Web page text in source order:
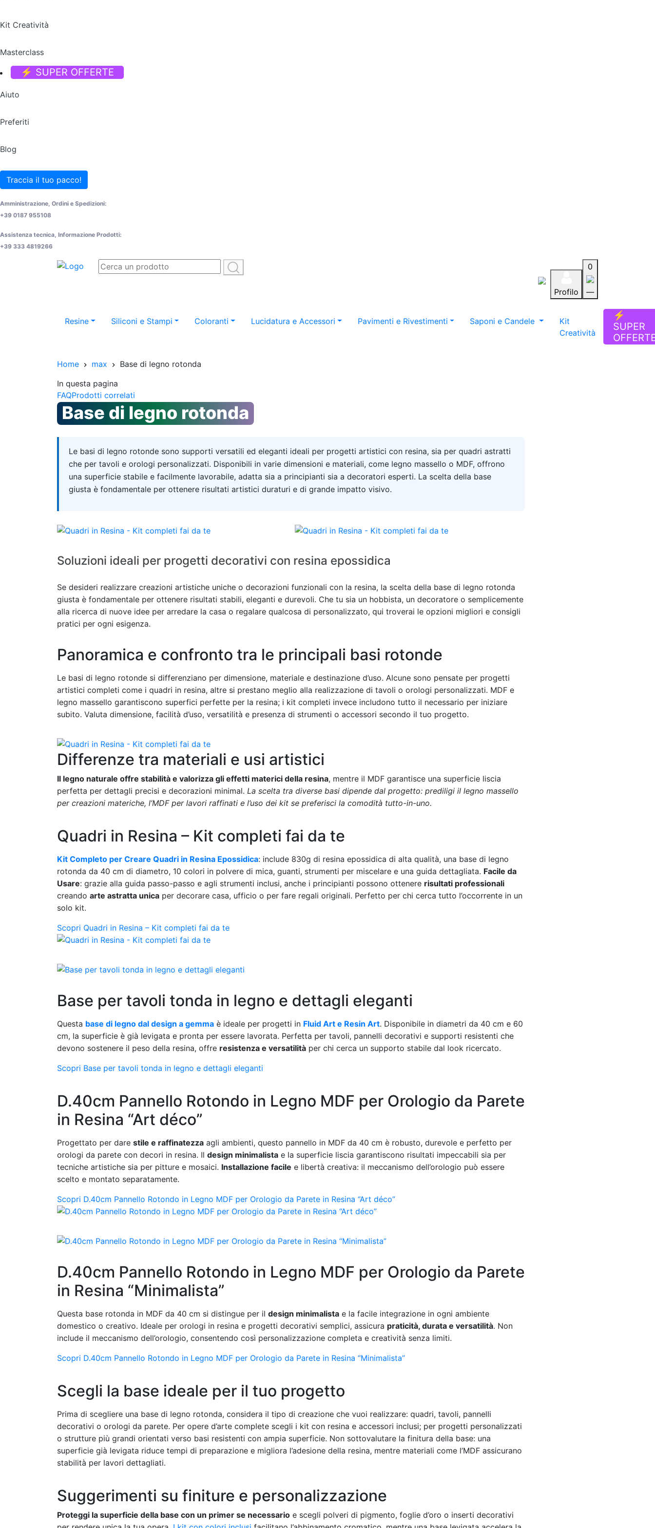
Kit Creatività
Masterclass
⚡ SUPER OFFERTE
Aiuto
Preferiti
Blog
Traccia il tuo pacco!
Amministrazione, Ordini e Spedizioni:
+39 0187 955108
Assistenza tecnica, Informazione Prodotti:
+39 333 4819266
Profilo
0
—
Resine Siliconi e Stampi Coloranti Lucidatura e Accessori Pavimenti e Rivestimenti Saponi e Candele
Kit
Creatività
⚡
SUPER
Home max
Base di legno rotonda
In questa pagina
FAQProdotti correlati
Base di legno rotonda
Quick answer
Le basi di legno rotonde sono supporti versatili ed eleganti ideali per progetti artistici con resina, sia per quadri astratti
che per tavoli e orologi personalizzati. Disponibili in varie dimensioni e materiali, come legno massello o MDF, offrono
una superficie stabile e facilmente lavorabile, adatta sia a principianti sia a decoratori esperti. La scelta della base
giusta è fondamentale per ottenere risultati artistici duraturi e di grande impatto visivo.
Soluzioni ideali per progetti decorativi con resina epossidica
Se desideri realizzare creazioni artistiche uniche o decorazioni funzionali con la resina, la scelta della base di legno rotonda
giusta è fondamentale per ottenere risultati stabili, eleganti e durevoli. Che tu sia un hobbista, un decoratore o semplicemente
alla ricerca di nuove idee per arredare la casa o regalare qualcosa di personalizzato, qui troverai le opzioni migliori e consigli
pratici per ogni esigenza.
Panoramica e confronto tra le principali basi rotonde
Le basi di legno rotonde si differenziano per dimensione, materiale e destinazione d’uso. Alcune sono pensate per progetti
artistici completi come i quadri in resina, altre si prestano meglio alla realizzazione di tavoli o orologi personalizzati. MDF e
legno massello garantiscono superfici perfette per la resina; i kit completi invece includono tutto il necessario per iniziare
subito. Valuta dimensione, facilità d’uso, versatilità e presenza di strumenti o accessori secondo il tuo progetto.
Differenze tra materiali e usi artistici
Il legno naturale offre stabilità e valorizza gli effetti materici della resina, mentre il MDF garantisce una superficie liscia
perfetta per dettagli precisi e decorazioni minimal. La scelta tra diverse basi dipende dal progetto: prediligi il legno massello
per creazioni materiche, l’MDF per lavori raffinati e l’uso dei kit se preferisci la comodità tutto-in-uno.
Quadri in Resina – Kit completi fai da te
Kit Completo per Creare Quadri in Resina Epossidica: include 830g di resina epossidica di alta qualità, una base di legno
rotonda da 40 cm di diametro, 10 colori in polvere di mica, guanti, strumenti per miscelare e una guida dettagliata. Facile da
Usare: grazie alla guida passo-passo e agli strumenti inclusi, anche i principianti possono ottenere risultati professionali
creando arte astratta unica per decorare casa, ufficio o per fare regali originali. Perfetto per chi cerca tutto l’occorrente in un
solo kit.
Scopri Quadri in Resina – Kit completi fai da te
Base per tavoli tonda in legno e dettagli eleganti
Questa base di legno dal design a gemma è ideale per progetti in Fluid Art e Resin Art. Disponibile in diametri da 40 cm e 60
cm, la superficie è già levigata e pronta per essere lavorata. Perfetta per tavoli, pannelli decorativi e supporti resistenti che
devono sostenere il peso della resina, offre resistenza e versatilità per chi cerca un supporto stabile dal look ricercato.
Scopri Base per tavoli tonda in legno e dettagli eleganti
D.40cm Pannello Rotondo in Legno MDF per Orologio da Parete
in Resina “Art déco”
Progettato per dare stile e raffinatezza agli ambienti, questo pannello in MDF da 40 cm è robusto, durevole e perfetto per
orologi da parete con decori in resina. Il design minimalista e la superficie liscia garantiscono risultati impeccabili sia per
tecniche artistiche sia per pitture e mosaici. Installazione facile e libertà creativa: il meccanismo dell’orologio può essere
scelto e montato separatamente.
Scopri D.40cm Pannello Rotondo in Legno MDF per Orologio da Parete in Resina “Art déco”
D.40cm Pannello Rotondo in Legno MDF per Orologio da Parete
in Resina “Minimalista”
Questa base rotonda in MDF da 40 cm si distingue per il design minimalista e la facile integrazione in ogni ambiente
domestico o creativo. Ideale per orologi in resina e progetti decorativi semplici, assicura praticità, durata e versatilità. Non
include il meccanismo dell’orologio, consentendo così personalizzazione completa e creatività senza limiti.
Scopri D.40cm Pannello Rotondo in Legno MDF per Orologio da Parete in Resina “Minimalista”
Scegli la base ideale per il tuo progetto
Prima di scegliere una base di legno rotonda, considera il tipo di creazione che vuoi realizzare: quadri, tavoli, pannelli
decorativi o orologi da parete. Per opere d’arte complete scegli i kit con resina e accessori inclusi; per progetti personalizzati
o strutture più grandi orientati verso basi resistenti con ampia superficie. Non sottovalutare la finitura della base: una
superficie già levigata riduce tempi di preparazione e migliora l’adesione della resina, mentre materiali come l’MDF assicurano
stabilità per lavori dettagliati.
Suggerimenti su finiture e personalizzazione
Proteggi la superficie della base con un primer se necessario e scegli polveri di pigmento, foglie d’oro o inserti decorativi